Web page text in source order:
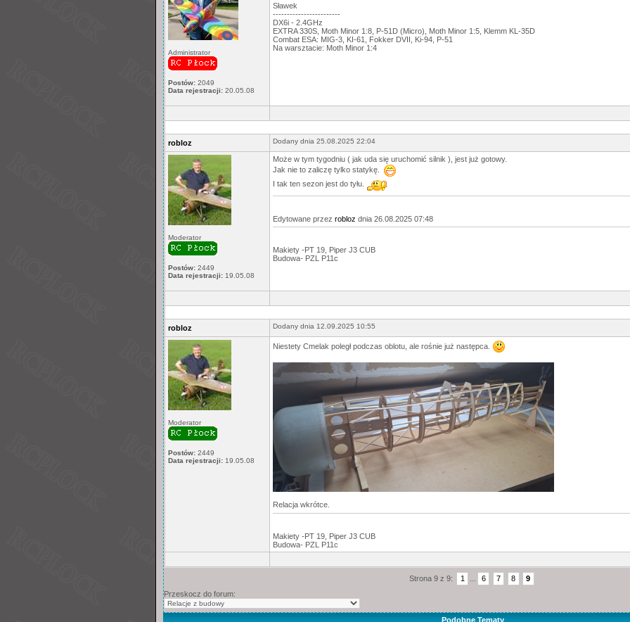
Administrator
Postów: 2049
Data rejestracji: 20.05.08
Sławek
------------------------
DX6i - 2.4GHz
EXTRA 330S, Moth Minor 1:8, P-51D (Micro), Moth Minor 1:5, Klemm KL-35D
Combat ESA: MIG-3, KI-61, Fokker DVII, Ki-94, P-51
Na warsztacie: Moth Minor 1:4
robloz Dodany dnia 25.08.2025 22:04
Moderator
Postów: 2449
Data rejestracji: 19.05.08
Może w tym tygodniu ( jak uda się uruchomić silnik ), jest już gotowy.
Jak nie to zaliczę tylko statykę.
I tak ten sezon jest do tyłu.
Edytowane przez robloz dnia 26.08.2025 07:48
Makiety -PT 19, Piper J3 CUB
Budowa- PZL P11c
robloz Dodany dnia 12.09.2025 10:55
Moderator
Postów: 2449
Data rejestracji: 19.05.08
Niestety Cmelak poległ podczas oblotu, ale rośnie już następca.
Relacja wkrótce.
Makiety -PT 19, Piper J3 CUB
Budowa- PZL P11c
Strona 9 z 9: 1 6 7 8
9
Przeskocz do forum:
Podobne Tematy